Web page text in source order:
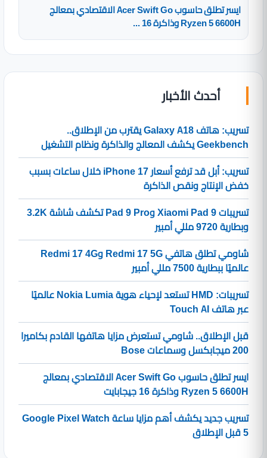
ايسر تطلق حاسوب Acer Swift Go الاقتصادي بمعالج
Ryzen 5 6600H وذاكرة 16 ...
أحدث الأخبار
تسريب: هاتف Galaxy A18 يقترب من الإطلاق..
Geekbench يكشف المعالج والذاكرة ونظام التشغيل
تسريب: أبل قد ترفع أسعار iPhone 17 خلال ساعات بسبب
خفض الإنتاج ونقص الذاكرة
تسريبات Xiaomi Pad 9 وPad 9 Pro تكشف شاشة 3.2K
وبطارية 9720 مللي أمبير
شاومي تطلق هاتفي Redmi 17 5G وRedmi 17 4G
عالميًا ببطارية 7500 مللي أمبير
تسريبات: HMD تستعد لإحياء هوية Nokia Lumia عالميًا
عبر هاتف Touch AI
قبل الإطلاق.. شاومي تستعرض مزايا هاتفها القادم بكاميرا
200 ميجابكسل وسماعات Bose
ايسر تطلق حاسوب Acer Swift Go الاقتصادي بمعالج
Ryzen 5 6600H وذاكرة 16 جيجابايت
تسريب جديد يكشف أهم مزايا ساعة Google Pixel Watch
5 قبل الإطلاق